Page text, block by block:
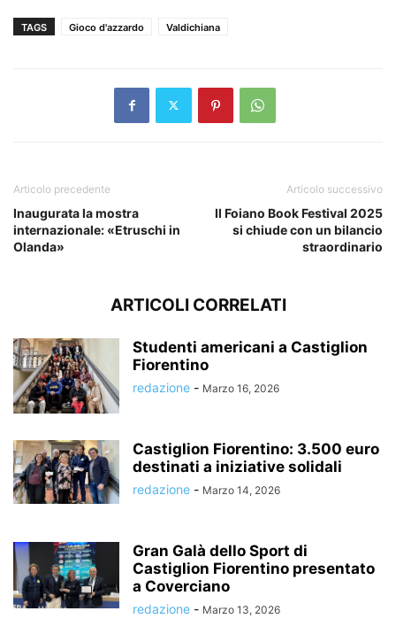
TAGS Gioco d'azzardo Valdichiana
Articolo precedente
Inaugurata la mostra
internazionale: «Etruschi in
Olanda»
Articolo successivo
Il Foiano Book Festival 2025
si chiude con un bilancio
straordinario
ARTICOLI CORRELATI
Studenti americani a Castiglion
Fiorentino
redazione - Marzo 16, 2026
Castiglion Fiorentino: 3.500 euro
destinati a iniziative solidali
redazione - Marzo 14, 2026
Gran Galà dello Sport di
Castiglion Fiorentino presentato
a Coverciano
redazione - Marzo 13, 2026